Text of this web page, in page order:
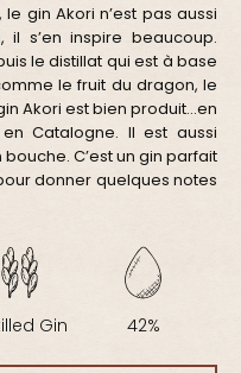
gin Akori n’est pas aussi
il s’en inspire beaucoup.
le distillat qui est à base
le fruit du dragon, le
Akori est bien produit…en
Catalogne. Il est aussi
C’est un gin parfait
donner quelques notes
Gin 42%